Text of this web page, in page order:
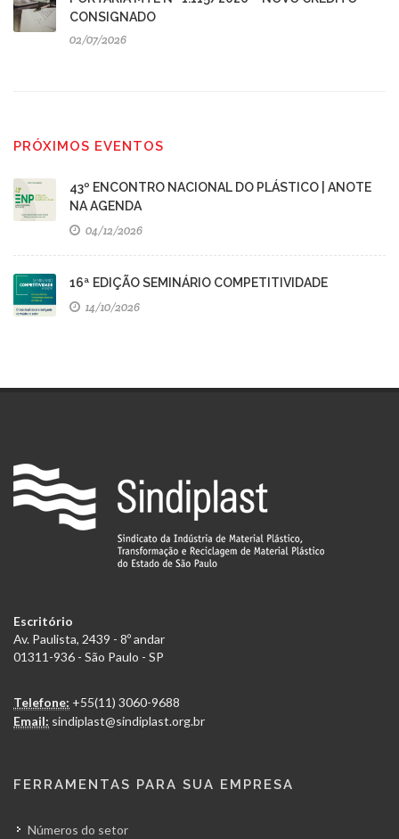
CONSIGNADO
02/07/2026
PRÓXIMOS EVENTOS
43º ENCONTRO NACIONAL DO PLÁSTICO | ANOTE
NA AGENDA
04/12/2026
16ª EDIÇÃO SEMINÁRIO COMPETITIVIDADE
14/10/2026
Escritório
Av. Paulista, 2439 - 8º andar
01311-936 - São Paulo - SP
Telefone: +55(11) 3060-9688
Email: sindiplast@sindiplast.org.br
FERRAMENTAS PARA SUA EMPRESA
Números do setor